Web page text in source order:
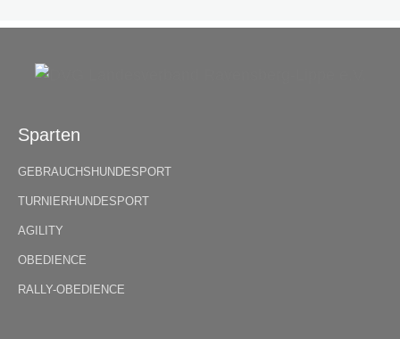
Sparten
GEBRAUCHSHUNDESPORT
TURNIERHUNDESPORT
AGILITY
OBEDIENCE
RALLY-OBEDIENCE